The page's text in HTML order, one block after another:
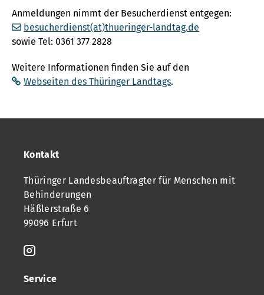
Anmeldungen nimmt der Besucherdienst entgegen:
besucherdienst(at)thueringer-landtag.de
sowie Tel: 0361 377 2828
Weitere Informationen finden Sie auf den
Webseiten des Thüringer Landtags.
Kontakt
Thüringer Landesbeauftragter für Menschen mit
Behinderungen
Häßlerstraße 6
99096 Erfurt
Service